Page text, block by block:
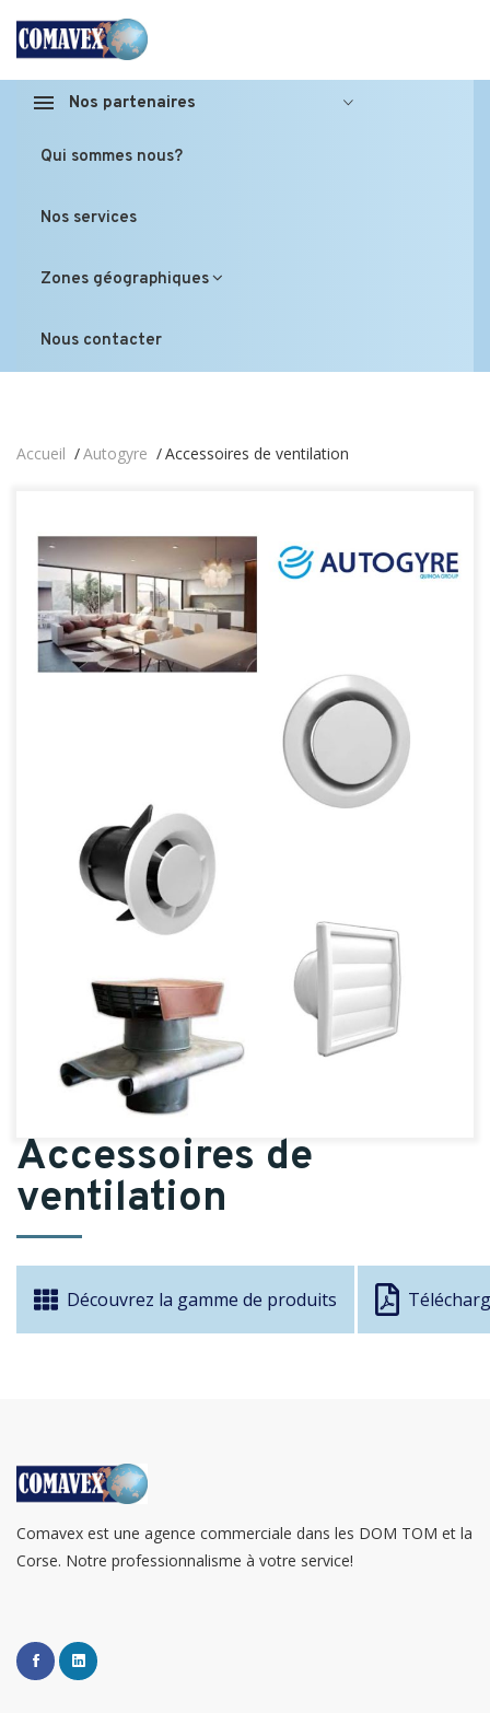
Nos partenaires
Qui sommes nous?
Nos services
Zones géographiques
Nous contacter
Accueil Autogyre Accessoires de ventilation
Accessoires de
ventilation
Découvrez la gamme de produits
Comavex est une agence commerciale dans les DOM TOM et la
Corse. Notre professionnalisme à votre service!